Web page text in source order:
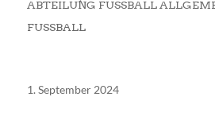
ABTEILUNG FUSSBALL
FUSSBALL
1. September 2024